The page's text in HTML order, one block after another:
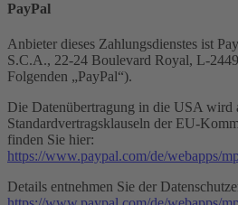
PayPal
Anbieter dieses Zahlungsdienstes ist
S.C.A., 22-24 Boulevard Royal, L-
Folgenden „PayPal“).
Die Datenübertragung in die USA wird
Standardvertragsklauseln der EU-
finden Sie hier:
https://www.paypal.com/de/webapps/
Details entnehmen Sie der